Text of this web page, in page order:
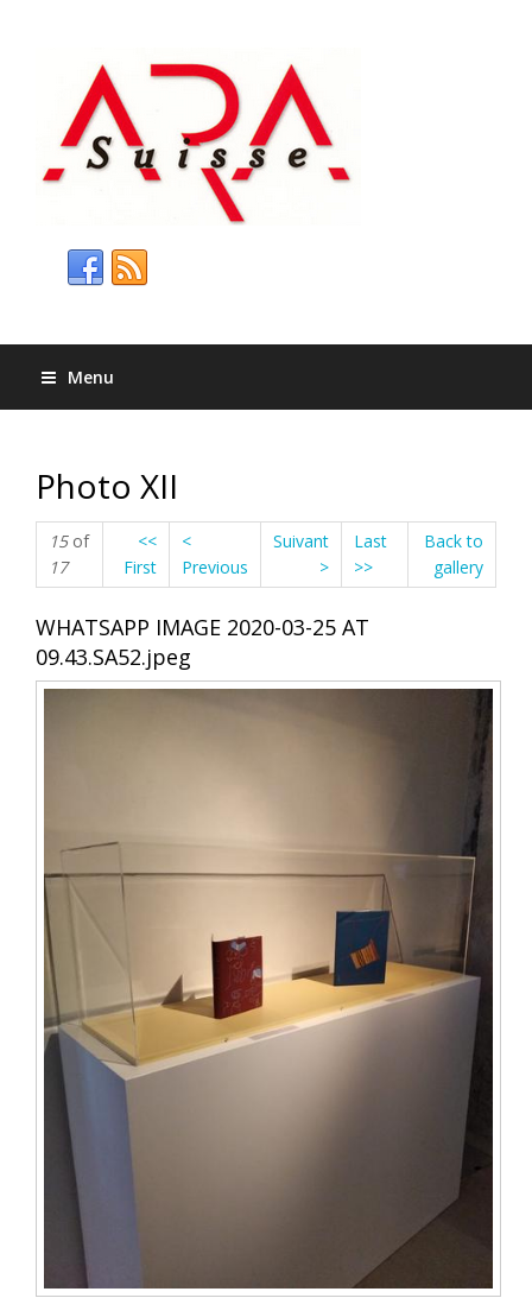
Menu
Photo XII
15of
17
<<
First
<
Previous
Suivant
>
Last
>>
Back to
gallery
WHATSAPP IMAGE 2020-03-25 AT
09.43.SA52.jpeg